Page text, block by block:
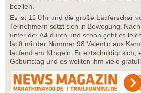
beeilen.
Es ist 12 Uhr und die große Läuferschar
Teilnehmern setzt sich in Bewegung.
unter der A4 durch und schon geht es
läuft mit der Nummer 98 Valentin aus
laufend am Klingeln. Er entschuldigt sich,
Geburtstag und es wollten ihm viele